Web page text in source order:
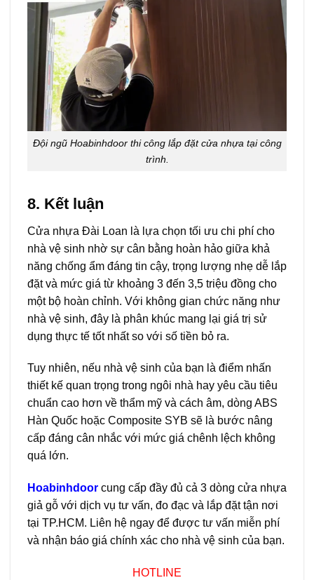
Đội ngũ Hoabinhdoor thi công lắp đặt cửa nhựa tại công
trình.
8. Kết luận
Cửa nhựa Đài Loan là lựa chọn tối ưu chi phí cho
nhà vệ sinh nhờ sự cân bằng hoàn hảo giữa khả
năng chống ẩm đáng tin cậy, trọng lượng nhẹ dễ lắp
đặt và mức giá từ khoảng 3 đến 3,5 triệu đồng cho
một bộ hoàn chỉnh. Với không gian chức năng như
nhà vệ sinh, đây là phân khúc mang lại giá trị sử
dụng thực tế tốt nhất so với số tiền bỏ ra.
Tuy nhiên, nếu nhà vệ sinh của bạn là điểm nhấn
thiết kế quan trọng trong ngôi nhà hay yêu cầu tiêu
chuẩn cao hơn về thẩm mỹ và cách âm, dòng ABS
Hàn Quốc hoặc Composite SYB sẽ là bước nâng
cấp đáng cân nhắc với mức giá chênh lệch không
quá lớn.
Hoabinhdoor cung cấp đầy đủ cả 3 dòng cửa nhựa
giả gỗ với dịch vụ tư vấn, đo đạc và lắp đặt tận nơi
tại TP.HCM. Liên hệ ngay để được tư vấn miễn phí
và nhận báo giá chính xác cho nhà vệ sinh của bạn.
HOTLINE